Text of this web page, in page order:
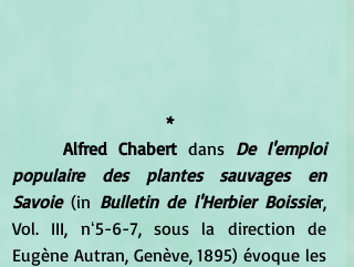
*
Alfred Chabert dans De l'emploi
populaire des plantes sauvages en
Savoie (in Bulletin de l'Herbier Boissier,
Vol. III, nʻ5-6-7, sous la direction de
Eugène Autran, Genève, 1895) évoque les